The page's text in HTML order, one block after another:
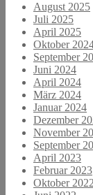
August 2025
Juli 2025
April 2025
Oktober
September
Juni 2024
April 2024
März 2024
Januar 2024
Dezember
November
September
April 2023
Februar 2023
Oktober 2022